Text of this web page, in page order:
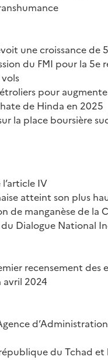
une croissance de
du FMI pour la 5e
pour
de Hinda en 2025
la place boursière
IV
atteint son plus
de manganèse de la
Dialogue National
recensement des
avril 2024
du Tchad